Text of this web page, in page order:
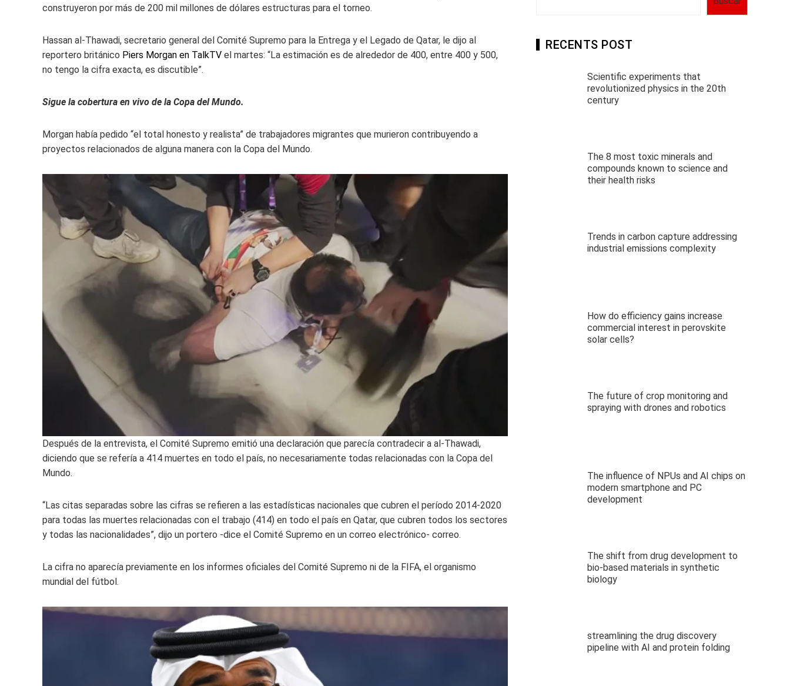
construyeron por más de 200 mil millones de dólares estructuras para el torneo.
Hassan al-Thawadi, secretario general del Comité Supremo para la Entrega y el Legado de Qatar, le dijo al
reportero británico Piers Morgan en TalkTV el martes: “La estimación es de alrededor de 400, entre 400 y 500,
no tengo la cifra exacta, es discutible”.
Sigue la cobertura en vivo de la Copa del Mundo.
Morgan había pedido “el total honesto y realista” de trabajadores migrantes que murieron contribuyendo a
proyectos relacionados de alguna manera con la Copa del Mundo.
Después de la entrevista, el Comité Supremo emitió una declaración que parecía contradecir a al-Thawadi,
diciendo que se refería a 414 muertes en todo el país, no necesariamente todas relacionadas con la Copa del
Mundo.
“Las citas separadas sobre las cifras se refieren a las estadísticas nacionales que cubren el período 2014-2020
para todas las muertes relacionadas con el trabajo (414) en todo el país en Qatar, que cubren todos los sectores
y todas las nacionalidades”, dijo un portero -dice el Comité Supremo en un correo electrónico- correo.
La cifra no aparecía previamente en los informes oficiales del Comité Supremo ni de la FIFA, el organismo
mundial del fútbol.
RECENTS POST
Scientific experiments that
revolutionized physics in the 20th
century
The 8 most toxic minerals and
compounds known to science and
their health risks
Trends in carbon capture addressing
industrial emissions complexity
How do efficiency gains increase
commercial interest in perovskite
solar cells?
The future of crop monitoring and
spraying with drones and robotics
The influence of NPUs and AI chips on
modern smartphone and PC
development
The shift from drug development to
bio-based materials in synthetic
biology
streamlining the drug discovery
pipeline with AI and protein folding